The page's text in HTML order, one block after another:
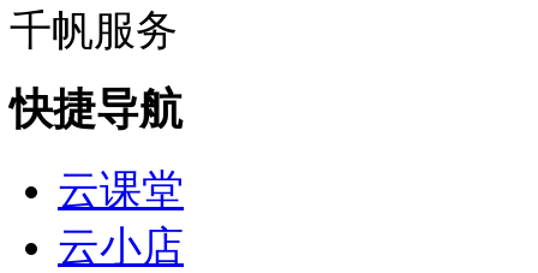
千帆服务
快捷导航
云课堂
云小店